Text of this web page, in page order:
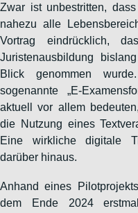
Zwar ist unbestritten,
nahezu alle
Vortrag eindrücklich,
Juristenausbildung
Blick genommen
sogenannte „E-
aktuell vor allem
die Nutzung eines
Eine wirkliche digitale
darüber hinaus.
Anhand eines
dem Ende 2024